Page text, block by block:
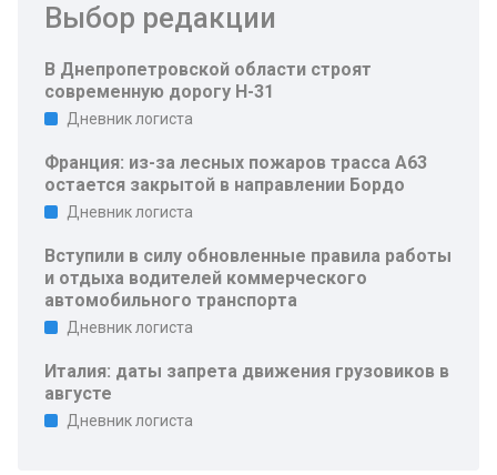
Выбор редакции
В Днепропетровской области строят
современную дорогу Н-31
Дневник логиста
Франция: из-за лесных пожаров трасса A63
остается закрытой в направлении Бордо
Дневник логиста
Вступили в силу обновленные правила работы
и отдыха водителей коммерческого
автомобильного транспорта
Дневник логиста
Италия: даты запрета движения грузовиков в
августе
Дневник логиста